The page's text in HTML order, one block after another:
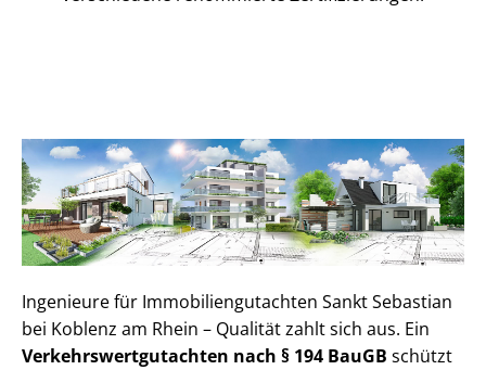
Ingenieure für Im­mo­bi­li­en­gut­ach­ten Sankt Sebastian
bei Koblenz am Rhein – Qualität zahlt sich aus. Ein
Ver­kehrs­wert­gut­ach­ten nach § 194 BauGB schützt